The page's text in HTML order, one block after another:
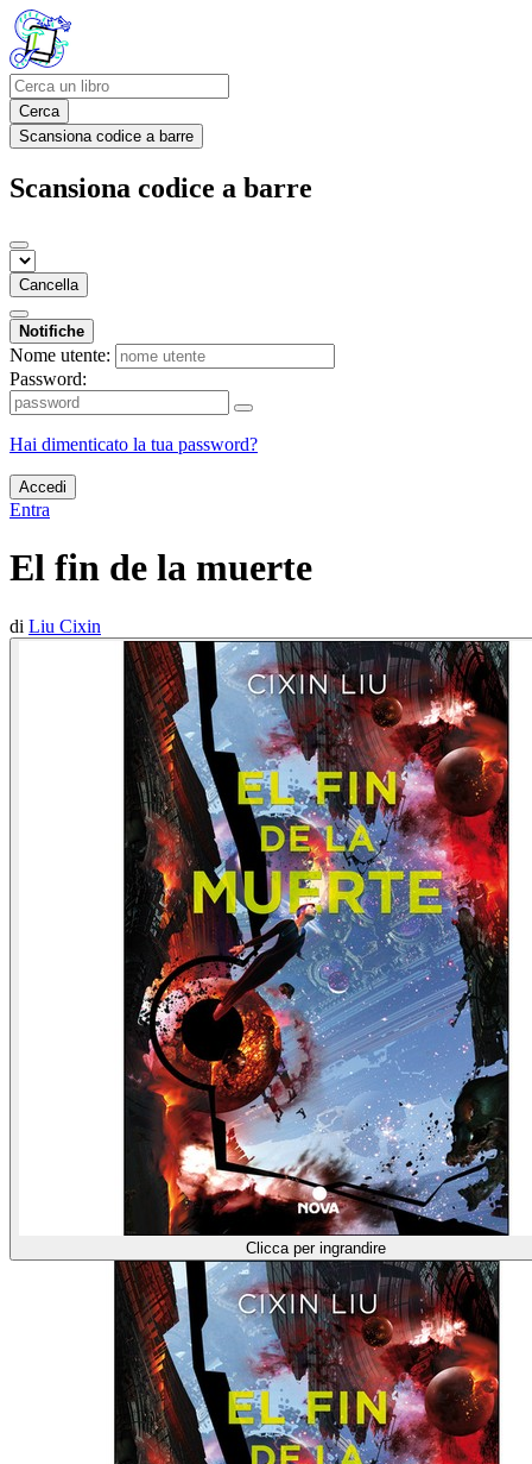
Cerca
Scansiona codice a barre
Scansiona codice a barre
Cancella
Notifiche
Nome utente:
Password:
Hai dimenticato la tua password?
Accedi
Entra
El fin de la muerte
di Liu Cixin
Clicca per ingrandire